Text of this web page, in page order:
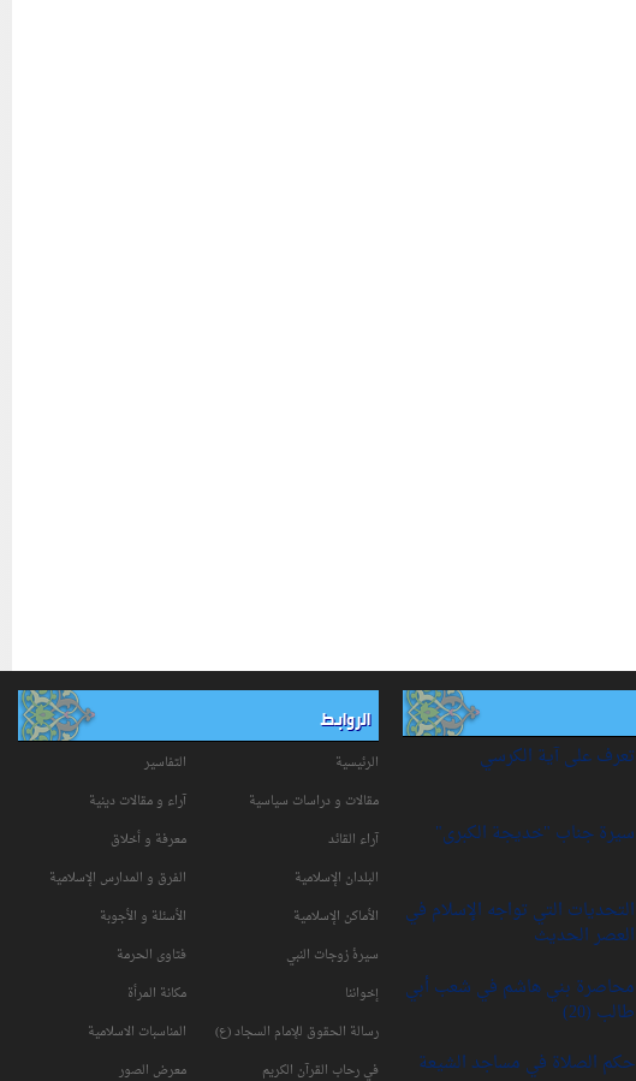
تعرف على آية الكرسي
سيرة‌ جناب "خديجة‌ الكبرى"
التحديات التي تواجه الإسلام في
العصر الحديث
محاصرة بني هاشم في شعب أبي
طالب (20)
حكم الصلاة في مساجد الشيعة
الروابط
الرئيسية
التفاسیر
مقالات و دراسات سياسية
آراء و مقالات دينية
آراء القائد
معرفة و أخلاق
البلدان الإسلامية
الفرق و المدارس الإسلامية
الأماكن الإسلامية
الأسئلة و الأجوبة
سیرۀ زوجات النبي
فتاوی الحرمة
إخواننا
مكانة‌ المرأة
رسالة الحقوق للإمام السجاد (ع)
المناسبات الاسلامیة
في رحاب القرآن الکریم
معرض الصور